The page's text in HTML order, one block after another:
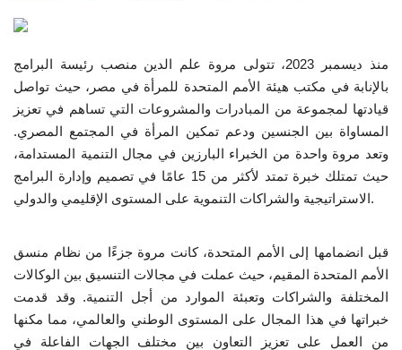
مصر
فريق العمل
إرث جمال عبدالناصر
أخبار
منحة ناصر للقيادة الدولية
مرجعياتنا
منذ ديسمبر 2023، تتولى مروة علم الدين منصب رئيسة البرامج
بالإنابة في مكتب هيئة الأمم المتحدة للمرأة في مصر، حيث تواصل
قيادتها لمجموعة من المبادرات والمشروعات التي تساهم في تعزيز
المساواة بين الجنسين ودعم تمكين المرأة في المجتمع المصري.
وتعد مروة واحدة من الخبراء البارزين في مجال التنمية المستدامة،
حيث تمتلك خبرة تمتد لأكثر من 15 عامًا في تصميم وإدارة البرامج
الاستراتيجية والشراكات التنموية على المستوى الإقليمي والدولي.
قبل انضمامها إلى الأمم المتحدة، كانت مروة جزءًا من نظام منسق
الأمم المتحدة المقيم، حيث عملت في مجالات التنسيق بين الوكالات
المختلفة والشراكات وتعبئة الموارد من أجل التنمية. وقد قدمت
خبراتها في هذا المجال على المستوى الوطني والعالمي، مما مكنها
من العمل على تعزيز التعاون بين مختلف الجهات الفاعلة في